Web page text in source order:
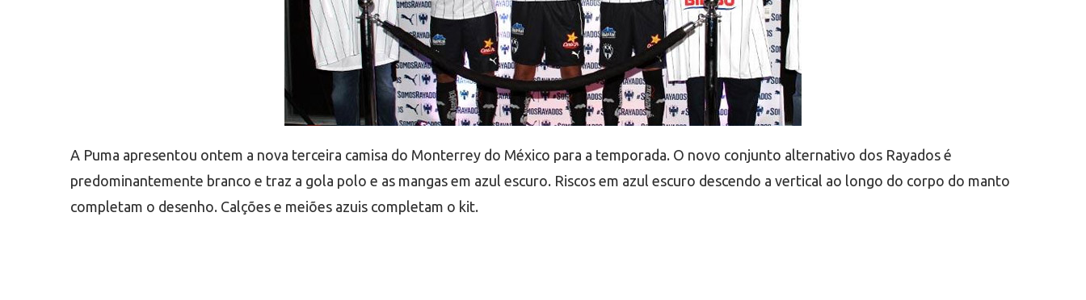
A Puma apresentou ontem a nova terceira camisa do Monterrey do México para a temporada. O novo conjunto alternativo dos Rayados é
predominantemente branco e traz a gola polo e as mangas em azul escuro. Riscos em azul escuro descendo a vertical ao longo do corpo do manto
completam o desenho. Calções e meiões azuis completam o kit.